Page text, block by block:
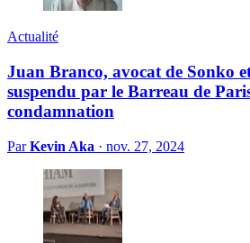
Actualité
Juan Branco, avocat de Sonko
suspendu par le Barreau de
condamnation
ParKevin Aka · nov. 27, 2024